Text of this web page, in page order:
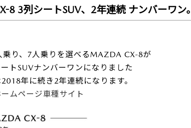
8 3列シートSUV、2年連続 ナンバーワン。
乗り、7人乗りを選べるMAZDA CX-8が
トSUVナンバーワンになりました
年に続き2年連続になります。
ムページ車種サイト